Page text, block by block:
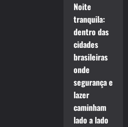
Noite
tranquila:
dentro das
cidades
brasileiras
onde
segurança e
lazer
caminham
lado a lado